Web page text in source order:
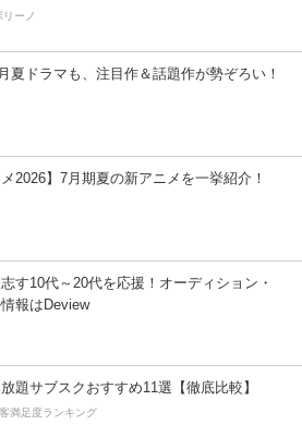
リーノ
夏ドラマも、注目作＆話題作が勢ぞろい！
メ2026】7月期夏の新アニメを一挙紹介！
す10代～20代を応援！オーディション・
報はDeview
題サブスクおすすめ11選【徹底比較】
満足度ランキング